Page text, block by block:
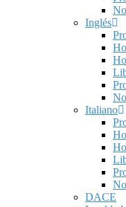
Inglés
Italiano
DACE